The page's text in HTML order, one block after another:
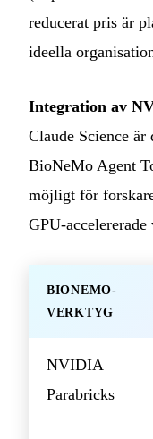
reducerat pris är
ideella
Integration av
Claude Science
BioNeMo Agent
möjligt för
GPU-
BIONEMO-
VERKTYG
NVIDIA
Parabricks